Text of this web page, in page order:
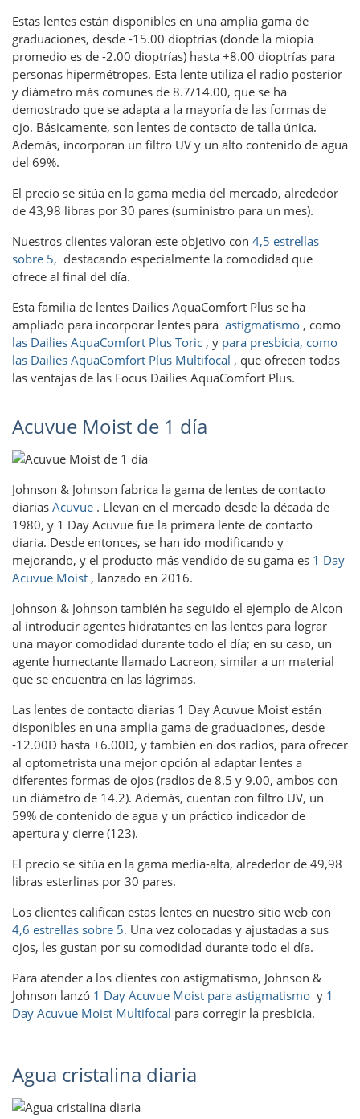
Estas lentes están disponibles en una amplia gama de
graduaciones, desde -15.00 dioptrías (donde la miopía
promedio es de -2.00 dioptrías) hasta +8.00 dioptrías para
personas hipermétropes. Esta lente utiliza el radio posterior
y diámetro más comunes de 8.7/14.00, que se ha
demostrado que se adapta a la mayoría de las formas de
ojo. Básicamente, son lentes de contacto de talla única.
Además, incorporan un filtro UV y un alto contenido de agua
del 69%.
El precio se sitúa en la gama media del mercado, alrededor
de 43,98 libras por 30 pares (suministro para un mes).
Nuestros clientes valoran este objetivo con 4,5 estrellas
sobre 5, destacando especialmente la comodidad que
ofrece al final del día.
Esta familia de lentes Dailies AquaComfort Plus se ha
ampliado para incorporar lentes para astigmatismo , como
las Dailies AquaComfort Plus Toric , y para presbicia, como
las Dailies AquaComfort Plus Multifocal , que ofrecen todas
las ventajas de las Focus Dailies AquaComfort Plus.
Acuvue Moist de 1 día
Johnson & Johnson fabrica la gama de lentes de contacto
diarias Acuvue . Llevan en el mercado desde la década de
1980, y 1 Day Acuvue fue la primera lente de contacto
diaria. Desde entonces, se han ido modificando y
mejorando, y el producto más vendido de su gama es 1 Day
Acuvue Moist , lanzado en 2016.
Johnson & Johnson también ha seguido el ejemplo de Alcon
al introducir agentes hidratantes en las lentes para lograr
una mayor comodidad durante todo el día; en su caso, un
agente humectante llamado Lacreon, similar a un material
que se encuentra en las lágrimas.
Las lentes de contacto diarias 1 Day Acuvue Moist están
disponibles en una amplia gama de graduaciones, desde
-12.00D hasta +6.00D, y también en dos radios, para ofrecer
al optometrista una mejor opción al adaptar lentes a
diferentes formas de ojos (radios de 8.5 y 9.00, ambos con
un diámetro de 14.2). Además, cuentan con filtro UV, un
59% de contenido de agua y un práctico indicador de
apertura y cierre (123).
El precio se sitúa en la gama media-alta, alrededor de 49,98
libras esterlinas por 30 pares.
Los clientes califican estas lentes en nuestro sitio web con
4,6 estrellas sobre 5. Una vez colocadas y ajustadas a sus
ojos, les gustan por su comodidad durante todo el día.
Para atender a los clientes con astigmatismo, Johnson &
Johnson lanzó 1 Day Acuvue Moist para astigmatismo y 1
Day Acuvue Moist Multifocal para corregir la presbicia.
Agua cristalina diaria